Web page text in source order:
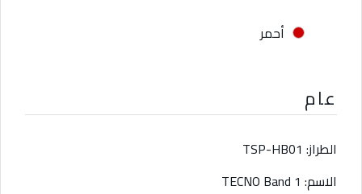
أحمر
عام
الطراز: TSP-HB01
الاسم: TECNO Band 1